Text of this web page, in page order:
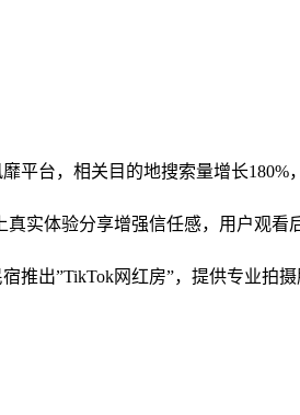
平台，相关目的地搜索量增长180%
实体验分享增强信任感，用户观看
推出”TikTok网红房”，提供专业拍